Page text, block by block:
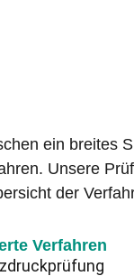
ein breites
Unsere
der
Verfahren